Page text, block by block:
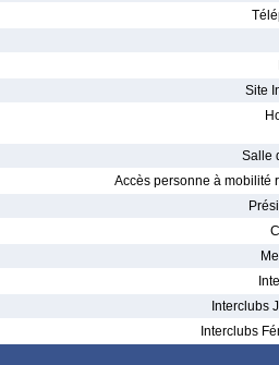
Site
Salle
Accès personne à mobilité
Interclubs
Interclubs